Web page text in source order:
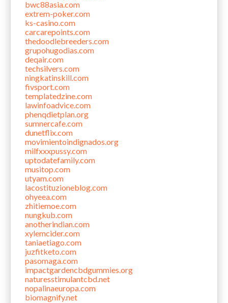
bwc88asia.com
extrem-poker.com
ks-casino.com
carcarepoints.com
thedoodlebreeders.com
grupohugodias.com
deqair.com
techsilvers.com
ningkatinskill.com
fivsport.com
templatedzine.com
lawinfoadvice.com
phenqdietplan.org
sumnercafe.com
dunetflix.com
movimientoindignados.org
milfxxxpussy.com
uptodatefamily.com
musitop.com
utyam.com
lacostituzioneblog.com
ohyeea.com
zhitiemoe.com
nungkub.com
anotherindian.com
xylemcider.com
taniaetiago.com
juzfitketo.com
pasomaga.com
impactgardencbdgummies.org
naturesstimulantcbd.net
nopalinaeuropa.com
biomagnify.net